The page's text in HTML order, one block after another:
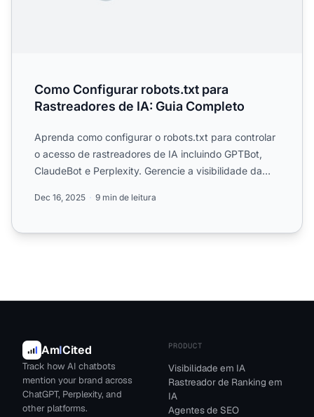
Como Configurar robots.txt para
Rastreadores de IA: Guia Completo
Aprenda como configurar o robots.txt para controlar
o acesso de rastreadores de IA incluindo GPTBot,
ClaudeBot e Perplexity. Gerencie a visibilidade da
Dec 16, 2025 9 min de leitura
AmICited
Track how AI chatbots
mention your brand across
ChatGPT, Perplexity, and
other platforms.
PRODUCT
Visibilidade em IA
Rastreador de Ranking em
IA
Agentes de SEO